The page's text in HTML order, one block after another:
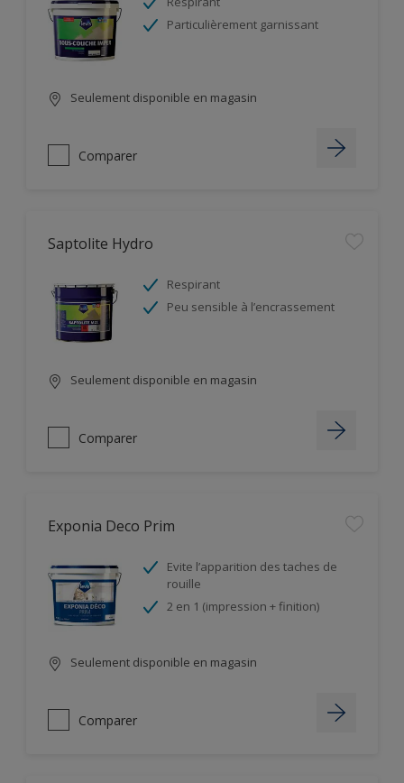
Particulièrement garnissant
Seulement disponible en magasin
Comparer
Saptolite Hydro
Respirant
Peu sensible à l’encrassement
Seulement disponible en magasin
Comparer
Exponia Deco Prim
Evite l’apparition des taches de
rouille
2 en 1 (impression + finition)
Seulement disponible en magasin
Comparer